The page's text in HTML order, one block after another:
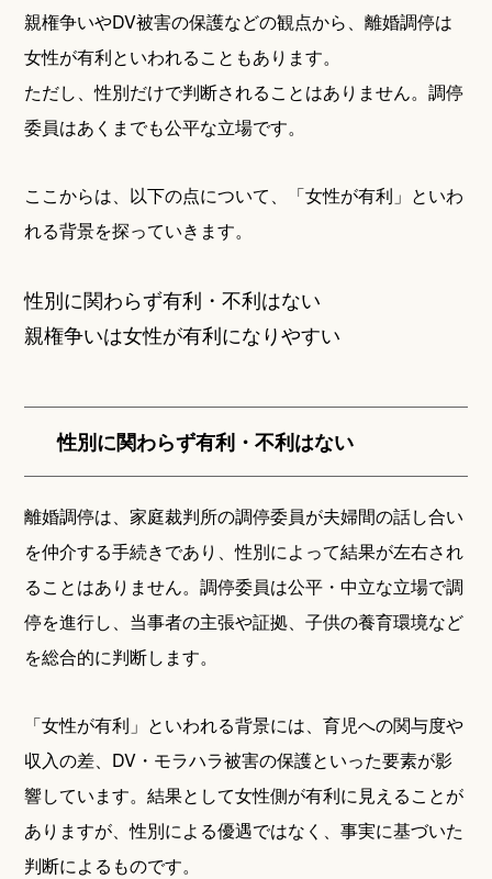
親権争いやDV被害の保護などの観点から、離婚調停は
女性が有利といわれることもあります。
ただし、性別だけで判断されることはありません。調停
委員はあくまでも公平な立場です。
ここからは、以下の点について、「女性が有利」といわ
れる背景を探っていきます。
性別に関わらず有利・不利はない
親権争いは女性が有利になりやすい
性別に関わらず有利・不利はない
離婚調停は、家庭裁判所の調停委員が夫婦間の話し合い
を仲介する手続きであり、性別によって結果が左右され
ることはありません。調停委員は公平・中立な立場で調
停を進行し、当事者の主張や証拠、子供の養育環境など
を総合的に判断します。
「女性が有利」といわれる背景には、育児への関与度や
収入の差、DV・モラハラ被害の保護といった要素が影
響しています。結果として女性側が有利に見えることが
ありますが、性別による優遇ではなく、事実に基づいた
判断によるものです。